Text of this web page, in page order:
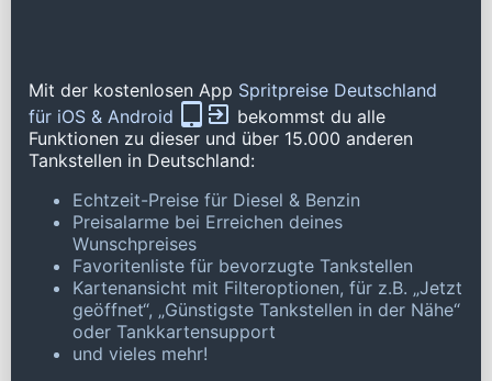
Mit der kostenlosen App Spritpreise Deutschland
für iOS & Android
bekommst du alle
Funktionen zu dieser und über 15.000 anderen
Tankstellen in Deutschland:
Echtzeit-Preise für Diesel & Benzin
Preisalarme bei Erreichen deines
Wunschpreises
Favoritenliste für bevorzugte Tankstellen
Kartenansicht mit Filteroptionen, für z.B. „Jetzt
geöffnet“, „Günstigste Tankstellen in der Nähe“
oder Tankkartensupport
und vieles mehr!